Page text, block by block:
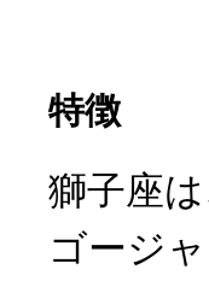
特徴
獅子座
ゴージ